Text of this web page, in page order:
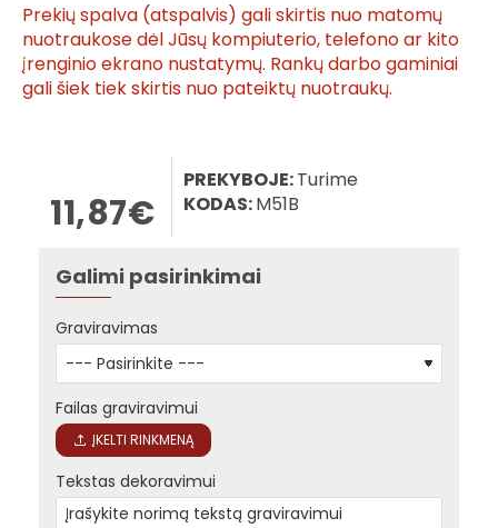
Prekių spalva (atspalvis) gali skirtis nuo matomų
nuotraukose dėl Jūsų kompiuterio, telefono ar kito
įrenginio ekrano nustatymų. Rankų darbo gaminiai
gali šiek tiek skirtis nuo pateiktų nuotraukų.
11,87€
PREKYBOJE:Turime
KODAS:M51B
Galimi pasirinkimai
Graviravimas
Failas graviravimui
ĮKELTI RINKMENĄ
Tekstas dekoravimui